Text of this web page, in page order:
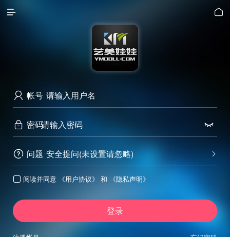
 
 帐号
 密码 
 问题 
安全提问(未设置请忽略)
 阅读并同意 《用户协议》 和 《隐私声明》
登录